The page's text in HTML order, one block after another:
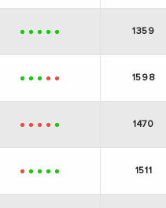
+ + + + + 1359
+ + + - - 1598
- - - - + 1470
- + + + + 1511